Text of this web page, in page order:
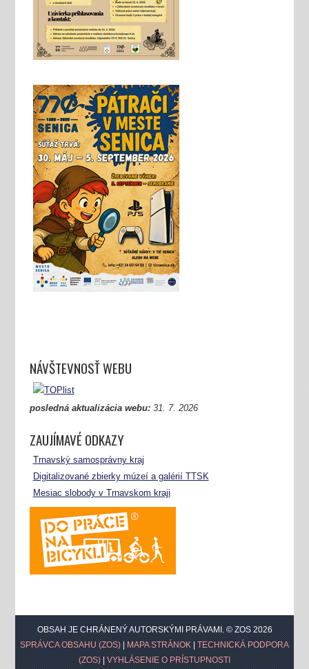
NÁVŠTEVNOSŤ WEBU
posledná aktualizácia webu:31. 7. 2026
ZAUJÍMAVÉ ODKAZY
Trnavský samosprávny kraj
Digitalizované zbierky múzeí a galérií TTSK
Mesiac slobody v Trnavskom kraji
OBSAH JE CHRÁNENÝ AUTORSKÝMI PRÁVAMI. © ZOS 2026
SPRÁVCA OBSAHU (ZOS)
MAPA STRÁNOK
TECHNICKÁ PODPORA
(ZOS)
VYHLÁSENIE O PRÍSTUPNOSTI